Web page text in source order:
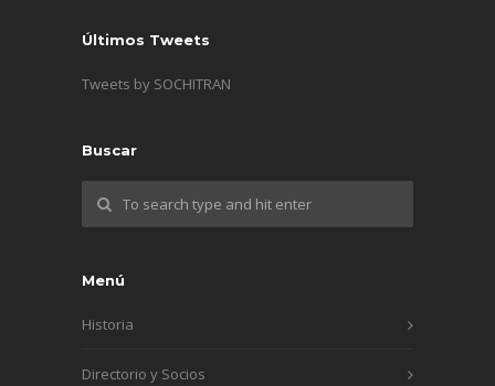
Últimos Tweets
Tweets by SOCHITRAN
Buscar
Menú
Historia
Directorio y Socios